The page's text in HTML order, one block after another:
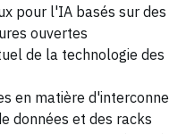
pour l'IA basés sur des
ouvertes
de la technologie des
en matière
données et des racks